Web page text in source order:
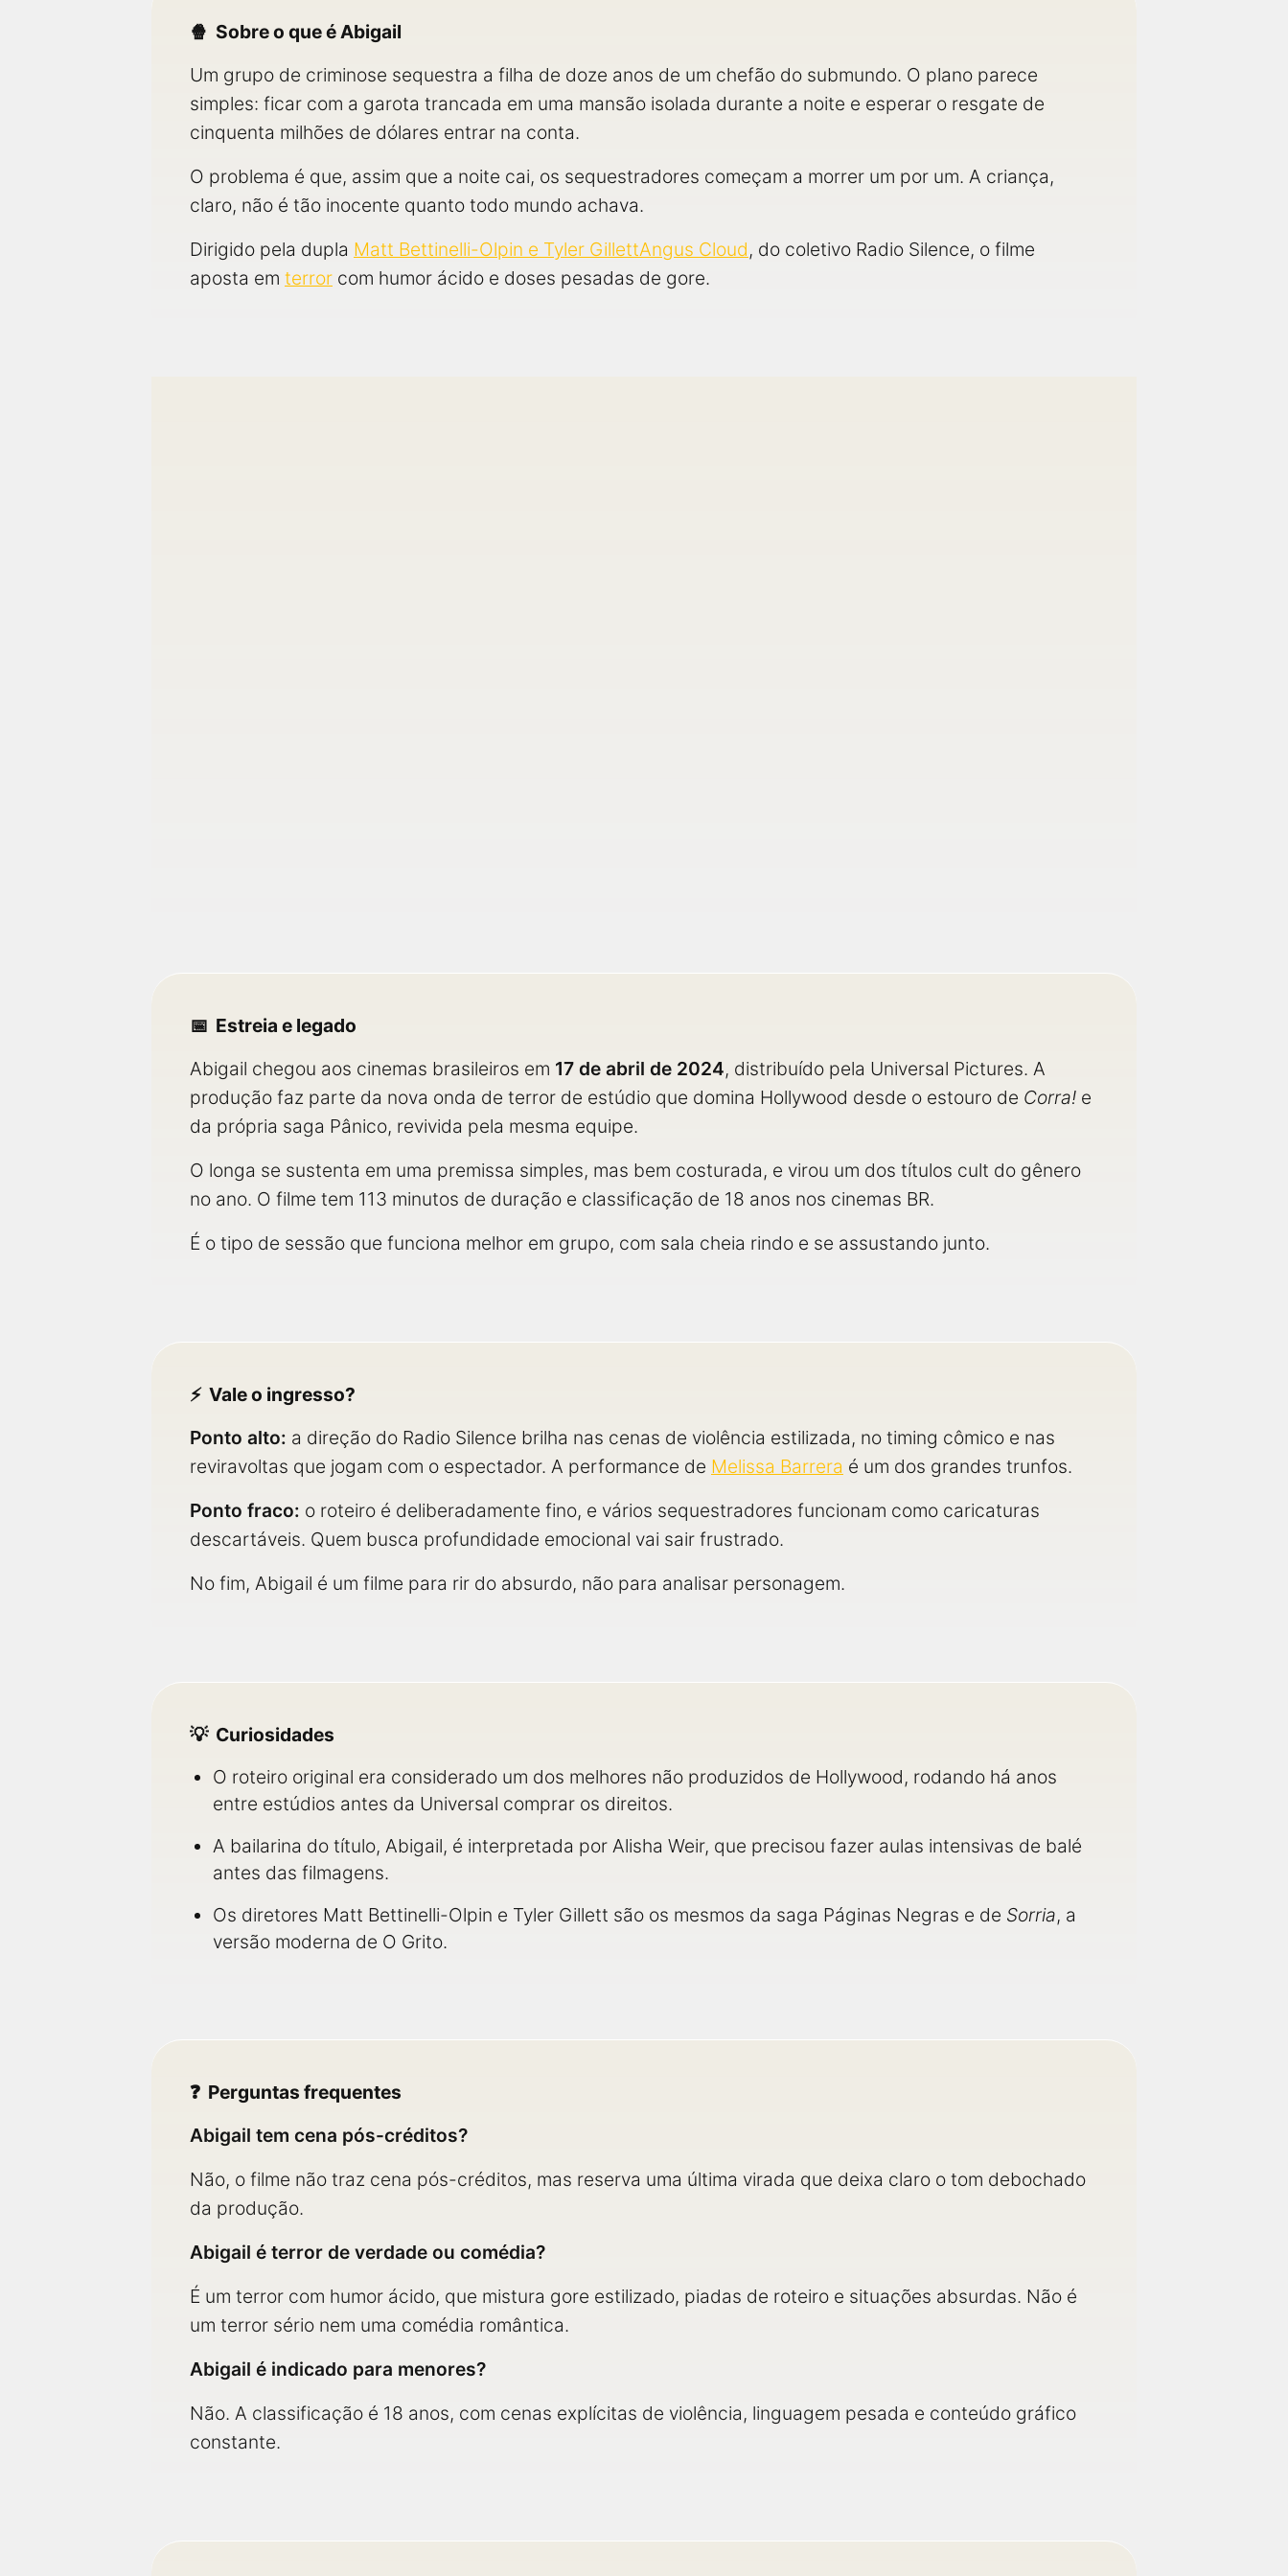
Sobre o que é Abigail
Um grupo de criminose sequestra a filha de doze anos de um chefão do submundo. O plano parece
simples: ficar com a garota trancada em uma mansão isolada durante a noite e esperar o resgate de
cinquenta milhões de dólares entrar na conta.
O problema é que, assim que a noite cai, os sequestradores começam a morrer um por um. A criança,
claro, não é tão inocente quanto todo mundo achava.
Dirigido pela dupla Matt Bettinelli-Olpin e Tyler GillettAngus Cloud, do coletivo Radio Silence, o filme
aposta em terror com humor ácido e doses pesadas de gore.
Estreia e legado
Abigail chegou aos cinemas brasileiros em 17 de abril de 2024, distribuído pela Universal Pictures. A
produção faz parte da nova onda de terror de estúdio que domina Hollywood desde o estouro de Corra! e
da própria saga Pânico, revivida pela mesma equipe.
O longa se sustenta em uma premissa simples, mas bem costurada, e virou um dos títulos cult do gênero
no ano. O filme tem 113 minutos de duração e classificação de 18 anos nos cinemas BR.
É o tipo de sessão que funciona melhor em grupo, com sala cheia rindo e se assustando junto.
Vale o ingresso?
Ponto alto: a direção do Radio Silence brilha nas cenas de violência estilizada, no timing cômico e nas
reviravoltas que jogam com o espectador. A performance de Melissa Barrera é um dos grandes trunfos.
Ponto fraco: o roteiro é deliberadamente fino, e vários sequestradores funcionam como caricaturas
descartáveis. Quem busca profundidade emocional vai sair frustrado.
No fim, Abigail é um filme para rir do absurdo, não para analisar personagem.
Curiosidades
O roteiro original era considerado um dos melhores não produzidos de Hollywood, rodando há anos
entre estúdios antes da Universal comprar os direitos.
A bailarina do título, Abigail, é interpretada por Alisha Weir, que precisou fazer aulas intensivas de balé
antes das filmagens.
Os diretores Matt Bettinelli-Olpin e Tyler Gillett são os mesmos da saga Páginas Negras e de Sorria, a
versão moderna de O Grito.
Perguntas frequentes
Abigail tem cena pós-créditos?
Não, o filme não traz cena pós-créditos, mas reserva uma última virada que deixa claro o tom debochado
da produção.
Abigail é terror de verdade ou comédia?
É um terror com humor ácido, que mistura gore estilizado, piadas de roteiro e situações absurdas. Não é
um terror sério nem uma comédia romântica.
Abigail é indicado para menores?
Não. A classificação é 18 anos, com cenas explícitas de violência, linguagem pesada e conteúdo gráfico
constante.